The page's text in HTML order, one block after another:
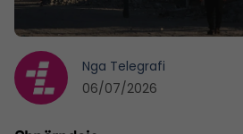
Nga Telegrafi
06/07/2026